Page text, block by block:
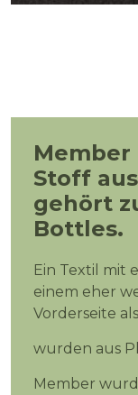
Stoff
gehört
Bottles.
Ein Textil mit
einem eher
Vorderseite
wurden aus
Member